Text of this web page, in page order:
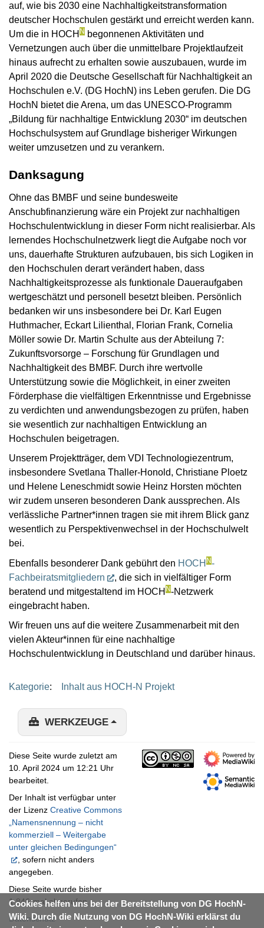
auf, wie bis 2030 eine Nachhaltigkeitstransformation
deutscher Hochschulen gestärkt und erreicht werden kann.
Um die in HOCH N begonnenen Aktivitäten und
Vernetzungen auch über die unmittelbare Projektlaufzeit
hinaus aufrecht zu erhalten sowie auszubauen, wurde im
April 2020 die Deutsche Gesellschaft für Nachhaltigkeit an
Hochschulen e.V. (DG HochN) ins Leben gerufen. Die DG
HochN bietet die Arena, um das UNESCO-Programm
„Bildung für nachhaltige Entwicklung 2030“ im deutschen
Hochschulsystem auf Grundlage bisheriger Wirkungen
weiter umzusetzen und zu verankern.
Danksagung
Ohne das BMBF und seine bundesweite
Anschubfinanzierung wäre ein Projekt zur nachhaltigen
Hochschulentwicklung in dieser Form nicht realisierbar. Als
lernendes Hochschulnetzwerk liegt die Aufgabe noch vor
uns, dauerhafte Strukturen aufzubauen, bis sich Logiken in
den Hochschulen derart verändert haben, dass
Nachhaltigkeitsprozesse als funktionale Daueraufgaben
wertgeschätzt und personell besetzt bleiben. Persönlich
bedanken wir uns insbesondere bei Dr. Karl Eugen
Huthmacher, Eckart Lilienthal, Florian Frank, Cornelia
Möller sowie Dr. Martin Schulte aus der Abteilung 7:
Zukunftsvorsorge – Forschung für Grundlagen und
Nachhaltigkeit des BMBF. Durch ihre wertvolle
Unterstützung sowie die Möglichkeit, in einer zweiten
Förderphase die vielfältigen Erkenntnisse und Ergebnisse
zu verdichten und anwendungsbezogen zu prüfen, haben
sie wesentlich zur nachhaltigen Entwicklung an
Hochschulen beigetragen.
Unserem Projektträger, dem VDI Technologiezentrum,
insbesondere Svetlana Thaller-Honold, Christiane Ploetz
und Helene Leneschmidt sowie Heinz Horsten möchten
wir zudem unseren besonderen Dank aussprechen. Als
verlässliche Partner*innen tragen sie mit ihrem Blick ganz
wesentlich zu Perspektivenwechsel in der Hochschulwelt
bei.
Ebenfalls besonderer Dank gebührt den HOCH N-
Fachbeiratsmitgliedern
, die sich in vielfältiger Form
beratend und mitgestaltend im HOCH N-Netzwerk
eingebracht haben.
Wir freuen uns auf die weitere Zusammenarbeit mit den
vielen Akteur*innen für eine nachhaltige
Hochschulentwicklung in Deutschland und darüber hinaus.
Cookies helfen uns bei der Bereitstellung von DG HochN-
Wiki. Durch die Nutzung von DG HochN-Wiki erklärst du
Kategorie: Inhalt aus HOCH-N Projekt
WERKZEUGE
Diese Seite wurde zuletzt am
10. April 2024 um 12:21 Uhr
bearbeitet.
Der Inhalt ist verfügbar unter
der Lizenz Creative Commons
„Namensnennung – nicht
kommerziell – Weitergabe
unter gleichen Bedingungen“
, sofern nicht anders
angegeben.
Diese Seite wurde bisher
1.846-mal abgerufen.
Datenschutz